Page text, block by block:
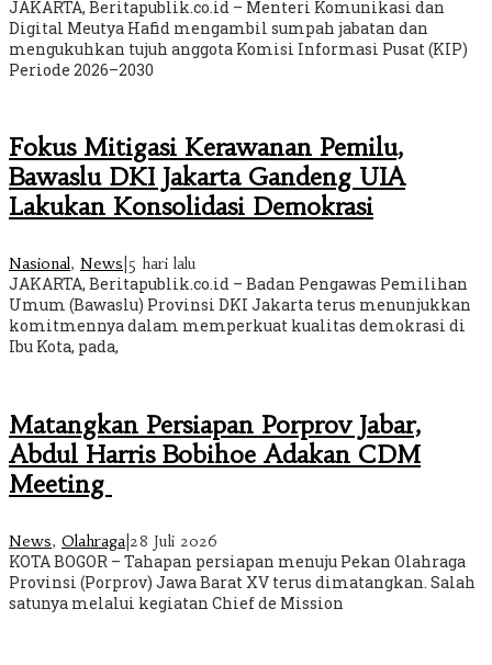
JAKARTA, Beritapublik.co.id – Menteri Komunikasi dan
Digital Meutya Hafid mengambil sumpah jabatan dan
mengukuhkan tujuh anggota Komisi Informasi Pusat (KIP)
Periode 2026–2030
Fokus Mitigasi Kerawanan Pemilu,
Bawaslu DKI Jakarta Gandeng UIA
Lakukan Konsolidasi Demokrasi
Nasional, News 5 hari lalu
JAKARTA, Beritapublik.co.id – Badan Pengawas Pemilihan
Umum (Bawaslu) Provinsi DKI Jakarta terus menunjukkan
komitmennya dalam memperkuat kualitas demokrasi di
Ibu Kota, pada,
Matangkan Persiapan Porprov Jabar,
Abdul Harris Bobihoe Adakan CDM
Meeting
News, Olahraga|28 Juli 2026
KOTA BOGOR – Tahapan persiapan menuju Pekan Olahraga
Provinsi (Porprov) Jawa Barat XV terus dimatangkan. Salah
satunya melalui kegiatan Chief de Mission